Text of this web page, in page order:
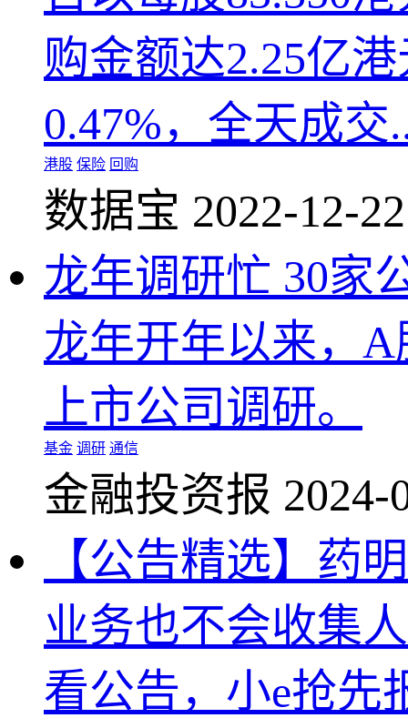
购金额达2.25亿
0.47%，全天成交
港股 保险 回购
数据宝 2022-12-
龙年调研忙 30家
龙年开年以来，
上市公司调研。
基金 调研 通信
金融投资报 2024-
【公告精选】药
业务也不会收集
看公告，小e抢先